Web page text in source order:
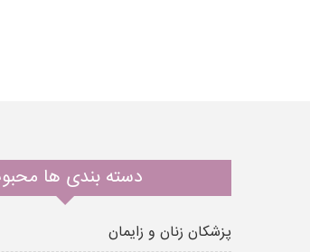
دسته بندی ها
پزشکان زنان و زایمان